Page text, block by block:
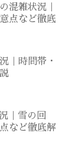
混雑状況｜
点など徹底
｜時間帯・
｜雪の回
など徹底解